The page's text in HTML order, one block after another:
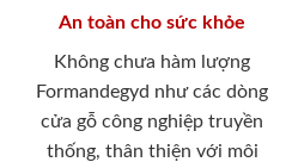
An toàn cho sức khỏe
Không chưa hàm lượng
Formandegyd như các dòng
cửa gỗ công nghiệp truyền
thống, thân thiện với môi